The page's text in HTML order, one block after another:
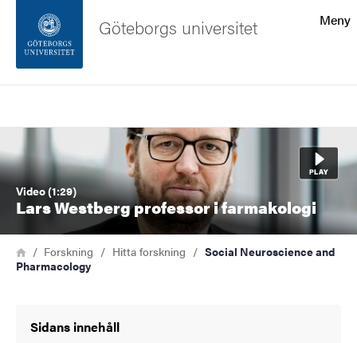
Sidfoten
Om webbplatsen
Meny
Göteborgs universitet
Video (1:29)
Lars Westberg professor i farmakologi
Länkstig
HemForskning Hitta forskning
Social Neuroscience and
Pharmacology
Sidans innehåll